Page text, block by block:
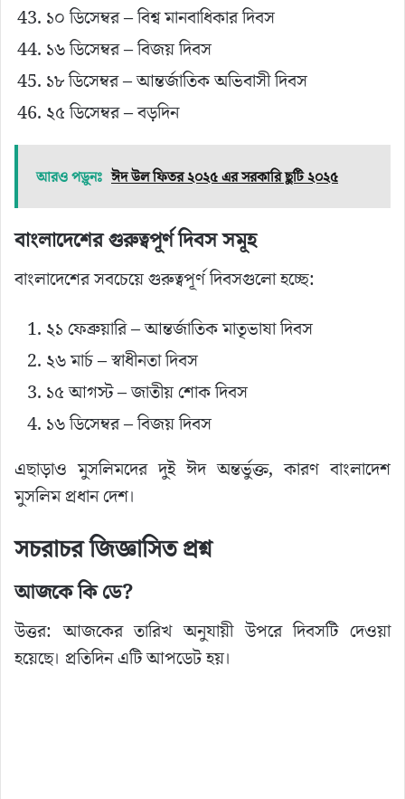
১০ ডিসেম্বর – বিশ্ব মানবাধিকার দিবস
১৬ ডিসেম্বর – বিজয় দিবস
১৮ ডিসেম্বর – আন্তর্জাতিক অভিবাসী দিবস
২৫ ডিসেম্বর – বড়দিন
আরও পড়ুনঃ ঈদ উল ফিতর ২০২৫ এর সরকারি ছুটি ২০২৫
বাংলাদেশের গুরুত্বপূর্ণ দিবস সমূহ
বাংলাদেশের সবচেয়ে গুরুত্বপূর্ণ দিবসগুলো হচ্ছে:
২১ ফেব্রুয়ারি – আন্তর্জাতিক মাতৃভাষা দিবস
২৬ মার্চ – স্বাধীনতা দিবস
১৫ আগস্ট – জাতীয় শোক দিবস
১৬ ডিসেম্বর – বিজয় দিবস
এছাড়াও মুসলিমদের দুই ঈদ অন্তর্ভুক্ত, কারণ বাংলাদেশ
মুসলিম প্রধান দেশ।
সচরাচর জিজ্ঞাসিত প্রশ্ন
আজকে কি ডে?
উত্তর: আজকের তারিখ অনুযায়ী উপরে দিবসটি দেওয়া
হয়েছে। প্রতিদিন এটি আপডেট হয়।